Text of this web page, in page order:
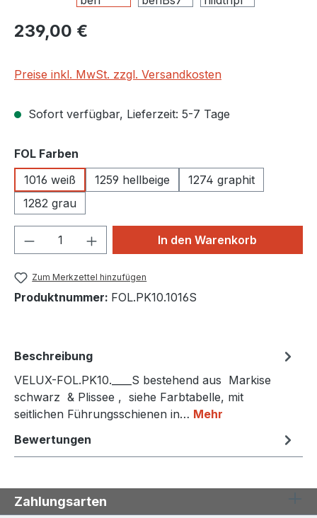
Regulärer Preis:
239,00 €
Preise inkl. MwSt. zzgl. Versandkosten
Sofort verfügbar, Lieferzeit: 5-7 Tage
FOL Farben
1016 weiß
1259 hellbeige
1274 graphit
1282 grau
Produkt Anzahl: Gib denIn den Warenkorb
Zum Merkzettel hinzufügen
Produktnummer: FOL.PK10.1016S
Beschreibung
VELUX-FOL.PK10.____S bestehend aus Markise
schwarz & Plissee , siehe Farbtabelle, mit
seitlichen Führungsschienen in… Mehr
Bewertungen
Zahlungsarten